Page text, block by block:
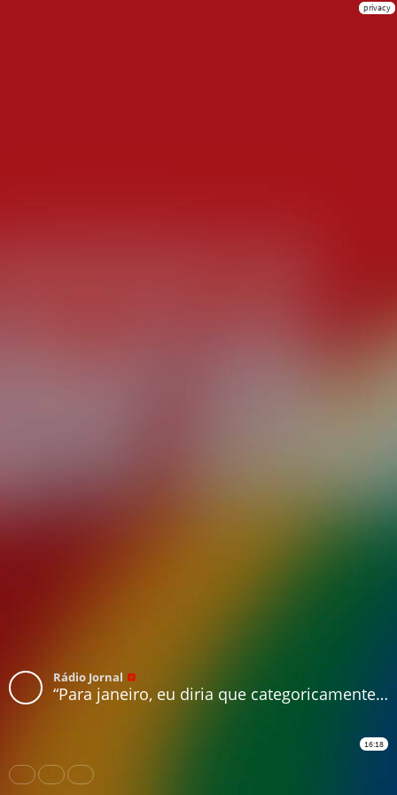
privacy
Rádio Jornal
“Para janeiro, eu diria que categoricamente seria impossível”, diz pesquisador da Fiocruz sobre vacina da covid-19
16:18
Share